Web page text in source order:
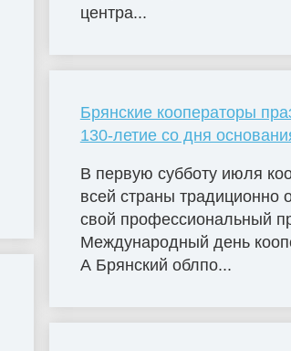
центра...
Брянские кооператоры
130-летие со дня
В первую субботу июля
всей страны традиционно
свой профессиональный
Международный день
А Брянский облпо...